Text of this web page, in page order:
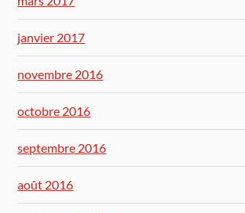
janvier 2017
novembre 2016
octobre 2016
septembre 2016
août 2016